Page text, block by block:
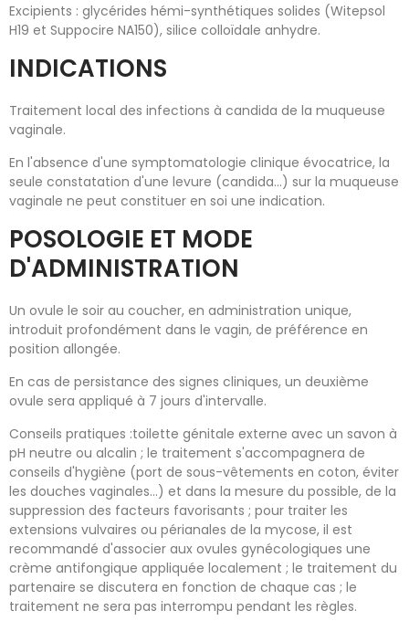
Excipients : glycérides hémi-synthétiques solides (Witepsol
H19 et Suppocire NA150), silice colloïdale anhydre.
INDICATIONS
Traitement local des infections à candida de la muqueuse
vaginale.
En l'absence d'une symptomatologie clinique évocatrice, la
seule constatation d'une levure (candida...) sur la muqueuse
vaginale ne peut constituer en soi une indication.
POSOLOGIE ET MODE
D'ADMINISTRATION
Un ovule le soir au coucher, en administration unique,
introduit profondément dans le vagin, de préférence en
position allongée.
En cas de persistance des signes cliniques, un deuxième
ovule sera appliqué à 7 jours d'intervalle.
Conseils pratiques :toilette génitale externe avec un savon à
pH neutre ou alcalin ; le traitement s'accompagnera de
conseils d'hygiène (port de sous-vêtements en coton, éviter
les douches vaginales...) et dans la mesure du possible, de la
suppression des facteurs favorisants ; pour traiter les
extensions vulvaires ou périanales de la mycose, il est
recommandé d'associer aux ovules gynécologiques une
crème antifongique appliquée localement ; le traitement du
partenaire se discutera en fonction de chaque cas ; le
traitement ne sera pas interrompu pendant les règles.